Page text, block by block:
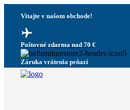
Vitajte v našom obchode!
Poštovné zdarma nad 70 €
Záruka vrátenia peňazí